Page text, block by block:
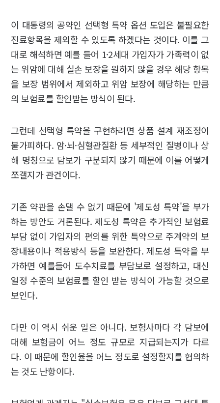
이 대통령의 공약인 선택형 특약 옵션 도입은 불필요한
진료항목을 제외할 수 있도록 하겠다는 것이다. 이를 그
대로 해석하면 예를 들어 1·2세대 가입자가 가족력이 없
는 위암에 대해 실손 보장을 원하지 않을 경우 해당 항목
을 보장 범위에서 제외하고 위암 보장에 해당하는 만큼
의 보험료를 할인받는 방식이 된다.
그런데 선택형 특약을 구현하려면 상품 설계 재조정이
불가피하다. 암·뇌·심혈관질환 등 세부적인 질병이나 상
해 명칭으로 담보가 구분되지 않기 때문에 이를 어떻게
쪼갤지가 관건이다.
기존 약관을 손댈 수 없기 때문에 '제도성 특약'을 부가
하는 방안도 거론된다. 제도성 특약은 추가적인 보험료
부담 없이 가입자의 편의를 위한 특약으로 주계약의 보
장내용이나 적용방식 등을 보완한다. 제도성 특약을 부
가하면 예를들어 도수치료를 부담보로 설정하고, 대신
일정 수준의 보험료를 할인 받는 방식이 가능할 것으로
보인다.
다만 이 역시 쉬운 일은 아니다. 보험사마다 각 담보에
대해 보험금이 어느 정도 규모로 지급되는지가 다르
다. 이 때문에 할인율을 어느 정도로 설정할지를 협의하
는 것도 난항이다.